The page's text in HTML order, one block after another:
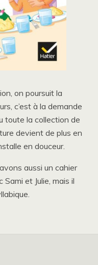
on poursuit la
c’est à la demande
toute la collection de
devient de plus en
en douceur.
aussi un cahier
et Julie, mais il